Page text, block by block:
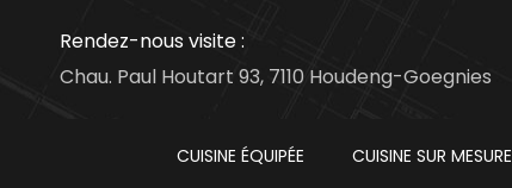
Rendez-nous visite :
Chau. Paul Houtart 93, 7110 Houdeng-Goegnies
CUISINE ÉQUIPÉE CUISINE SUR MESURE